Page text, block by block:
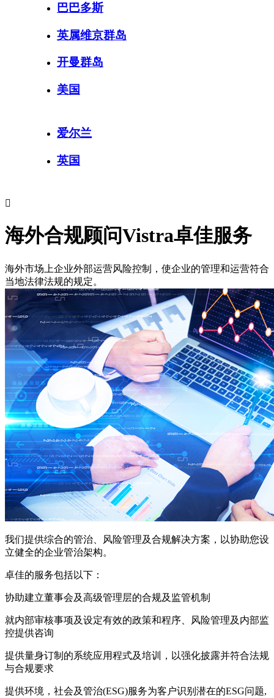
巴巴多斯
英属维京群岛
开曼群岛
美国
爱尔兰
英国

海外合规顾问Vistra卓佳服务
海外市场上企业外部运营风险控制，使企业的管理和运营符合
当地法律法规的规定。
我们提供综合的管治、风险管理及合规解决方案，以协助您设
立健全的企业管治架构。
卓佳的服务包括以下：
协助建立董事会及高级管理层的合规及监管机制
就内部审核事项及设定有效的政策和程序、风险管理及内部监
控提供咨询
提供量身订制的系统应用程式及培训，以强化披露并符合法规
与合规要求
提供环境，社会及管治(ESG)服务为客户识别潜在的ESG问题,